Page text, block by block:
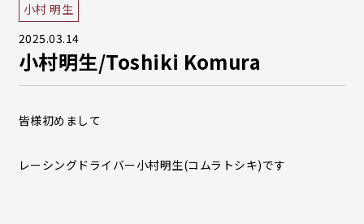
小村 明生
2025.03.14
小村明生/Toshiki Komura
皆様初めまして
レーシングドライバー小村明生(コムラトシキ)です